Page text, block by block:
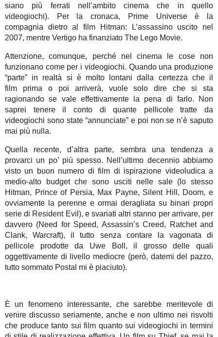
siano più ferrati nell’ambito cinema che in quello
videogiochi). Per la cronaca, Prime Universe è la
compagnia dietro al film Hitman: L’assassino uscito nel
2007, mentre Vertigo ha finanziato The Lego Movie.
Attenzione, comunque, perché nel cinema le cose non
funzionano come per i videogiochi. Quando una produzione
“parte” in realtà si è molto lontani dalla certezza che il
film prima o poi arriverà, vuole solo dire che si sta
ragionando se vale effettivamente la pena di farlo. Non
saprei tenere il conto di quante pellicole tratte da
videogiochi sono state “annunciate” e poi non se n’è saputo
mai più nulla.
Quella recente, d’altra parte, sembra una tendenza a
provarci un po’ più spesso. Nell’ultimo decennio abbiamo
visto un buon numero di film di ispirazione videoludica a
medio-alto budget che sono usciti nelle sale (lo stesso
Hitman, Prince of Persia, Max Payne, Silent Hill, Doom, e
ovviamente la perenne e ormai deragliata su binari propri
serie di Resident Evil), e svariati altri stanno per arrivare, per
davvero (Need for Speed, Assassin’s Creed, Ratchet and
Clank, Warcraft), il tutto senza contare la vagonata di
pellicole prodotte da Uwe Boll, il grosso delle quali
oggettivamente di livello mediocre (però, datemi del pazzo,
tutto sommato Postal mi è piaciuto).
È un fenomeno interessante, che sarebbe meritevole di
venire discusso seriamente, anche e non ultimo nei risvolti
che produce tanto sui film quanto sui videogiochi in termini